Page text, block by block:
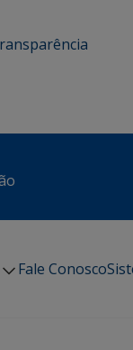
Fale Conosco